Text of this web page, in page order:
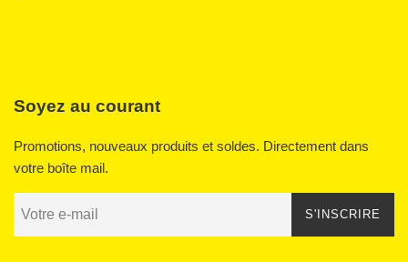
Soyez au courant
Promotions, nouveaux produits et soldes. Directement dans
votre boîte mail.
S'INSCRIRE